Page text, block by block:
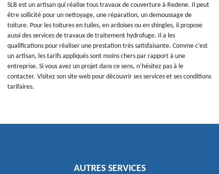
SLB est un artisan qui réalise tous travaux de couverture à Redene. Il peut
être sollicité pour un nettoyage, une réparation, un demoussage de
toiture. Pour les toitures en tuiles, en ardoises ou en shingles, il propose
aussi des services de travaux de traitement hydrofuge. Il a les
qualifications pour réaliser une prestation très satisfaisante. Comme c’est
un artisan, les tarifs appliqués sont moins chers par rapport à une
entreprise. Si vous avez un projet dans ce sens, n’hésitez pas à le
contacter. Visitez son site web pour découvrir ses services et ses conditions
tarifaires.
AUTRES SERVICES